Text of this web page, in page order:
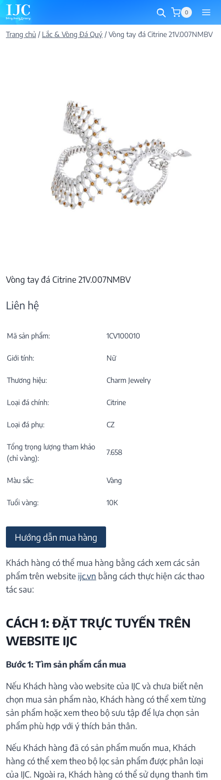
Skip
to
content
0
Trang chủ / Lắc & Vòng Đá Quý /Vòng tay đá Citrine 21V.007NMBV
Vòng tay đá Citrine 21V.007NMBV
Liên hệ
Mã sản phẩm: 1CV100010
Giới tính: Nữ
Thương hiệu: Charm Jewelry
Loại đá chính: Citrine
Loại đá phụ: CZ
Tổng trọng lượng tham khảo
(chỉ vàng):
7.658
Màu sắc: Vàng
Tuổi vàng: 10K
Hướng dẫn mua hàng
Khách hàng có thể mua hàng bằng cách xem các sản
phẩm trên website ijc.vn bằng cách thực hiện các thao
tác sau:
CÁCH 1: ĐẶT TRỰC TUYẾN TRÊN
WEBSITE IJC
Bước 1: Tìm sản phẩm cần mua
Nếu Khách hàng vào website của IJC và chưa biết nên
chọn mua sản phẩm nào, Khách hàng có thể xem từng
sản phẩm hoặc xem theo bộ sưu tập để lựa chọn sản
phẩm phù hợp với ý thích bản thân.
Nếu Khách hàng đã có sản phẩm muốn mua, Khách
hàng có thể xem theo bộ lọc sản phẩm được phân loại
của IJC. Ngoài ra, Khách hàng có thể sử dụng thanh tìm